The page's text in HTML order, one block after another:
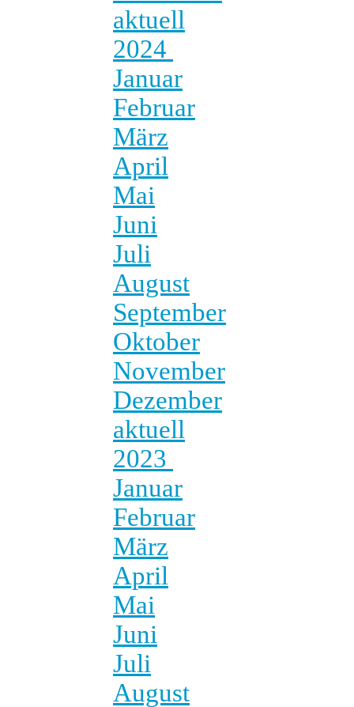
aktuell
2024
Januar
Februar
März
April
Mai
Juni
Juli
August
September
Oktober
November
Dezember
aktuell
2023
Januar
Februar
März
April
Mai
Juni
Juli
August